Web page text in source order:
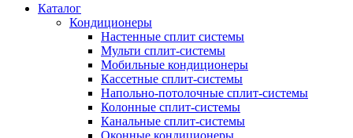
Каталог
Кондиционеры
Настенные сплит системы
Мульти сплит-системы
Мобильные кондиционеры
Кассетные сплит-системы
Напольно-потолочные сплит-системы
Колонные сплит-системы
Канальные сплит-системы
Оконные кондиционеры